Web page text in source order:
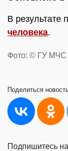
В результате
человека.
Фото: © ГУ МЧС
Поделиться
Подпишитесь